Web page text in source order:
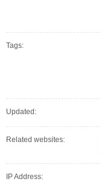
Tags:
Updated:
Related websites:
IP Address: